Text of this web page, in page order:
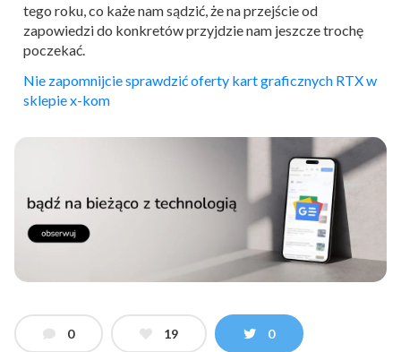
tego roku, co każe nam sądzić, że na przejście od
zapowiedzi do konkretów przyjdzie nam jeszcze trochę
poczekać.
Nie zapomnijcie sprawdzić oferty kart graficznych RTX w
sklepie x-kom
0 19 0